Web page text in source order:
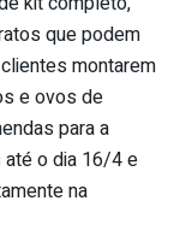
que podem
montarem
e ovos de
para a
até o dia 16/4 e
na